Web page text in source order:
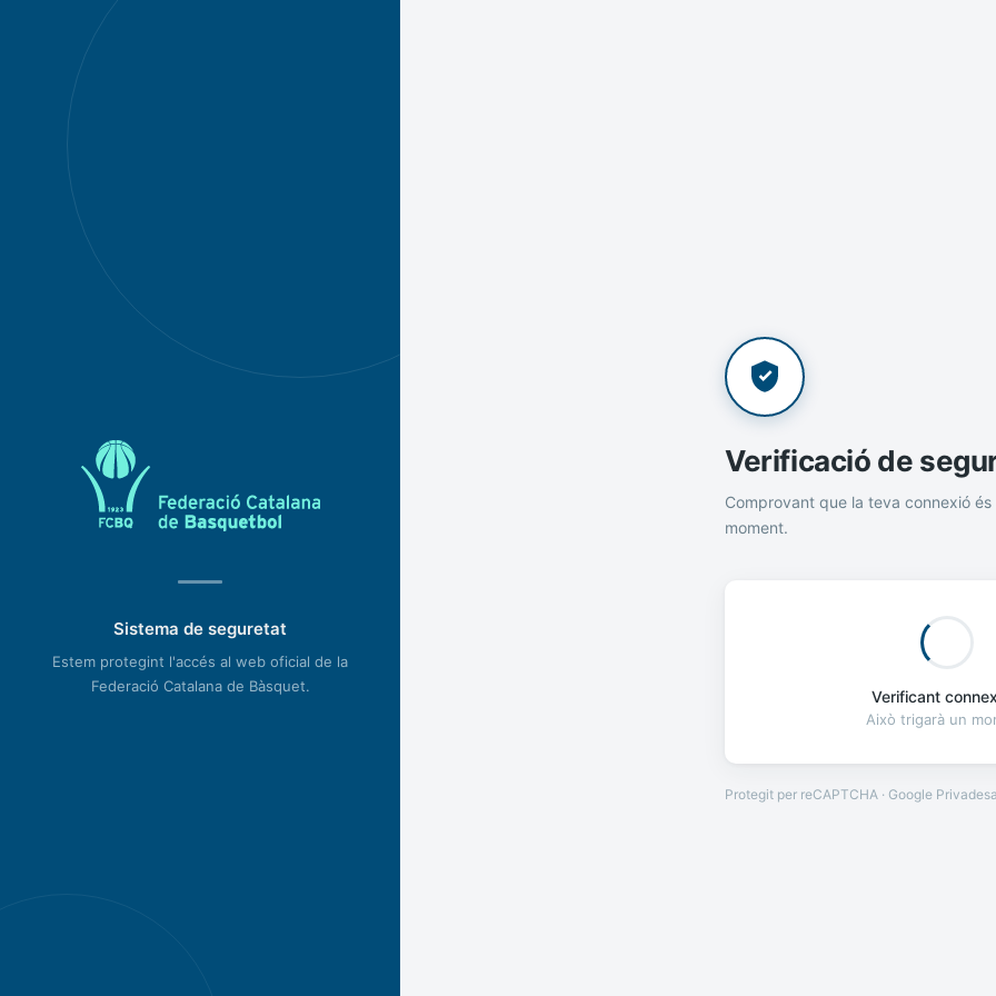
Sistema de seguretat
Estem protegint l'accés al web oficial de la
Federació Catalana de Bàsquet.
Verificació de
Comprovant que la teva connexió és
moment.
Verificant
Això trigarà un
Protegit per reCAPTCHA · Google Privadesa